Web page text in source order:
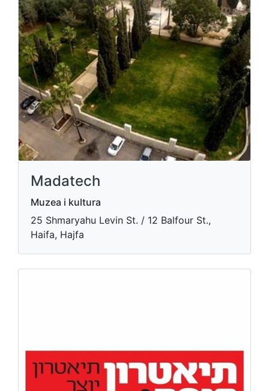
Madatech
Muzea i kultura
​25 Shmaryahu Levin St. / 12 Balfour St.,
Haifa, Hajfa